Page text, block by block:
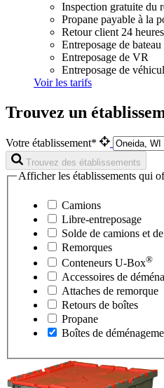
Inspection gratuite du
Propane payable à la
Retour client 24 heures
Entreposage de bateau
Entreposage de VR
Entreposage de
Voir les tarifs
Trouvez un
Votre établissement*
Trouvez des établissements
Afficher les établissements qui
Camions
Libre-entreposage
Solde de camions et
Remorques
Conteneurs U-Box®
Accessoires de
Attaches de remorque
Retours de boîtes
Propane
Boîtes de